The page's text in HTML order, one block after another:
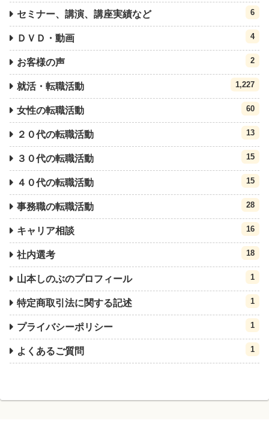
セミナー、講演、講座実績など 6
ＤＶＤ・動画 4
お客様の声 2
就活・転職活動 1,227
女性の転職活動 60
２０代の転職活動 13
３０代の転職活動 15
４０代の転職活動 15
事務職の転職活動 28
キャリア相談 16
社内選考 18
山本しのぶのプロフィール 1
特定商取引法に関する記述 1
プライバシーポリシー 1
よくあるご質問 1